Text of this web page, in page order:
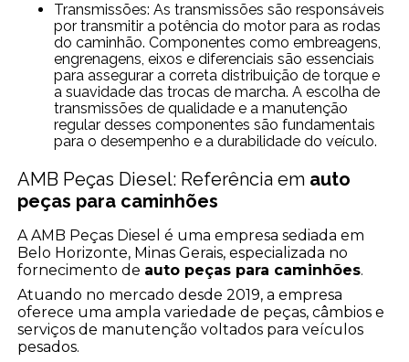
Transmissões: As transmissões são responsáveis
por transmitir a potência do motor para as rodas
do caminhão. Componentes como embreagens,
engrenagens, eixos e diferenciais são essenciais
para assegurar a correta distribuição de torque e
a suavidade das trocas de marcha. A escolha de
transmissões de qualidade e a manutenção
regular desses componentes são fundamentais
para o desempenho e a durabilidade do veículo.
AMB Peças Diesel: Referência em auto
peças para caminhões
A AMB Peças Diesel é uma empresa sediada em
Belo Horizonte, Minas Gerais, especializada no
fornecimento de auto peças para caminhões.
Atuando no mercado desde 2019, a empresa
oferece uma ampla variedade de peças, câmbios e
serviços de manutenção voltados para veículos
pesados.